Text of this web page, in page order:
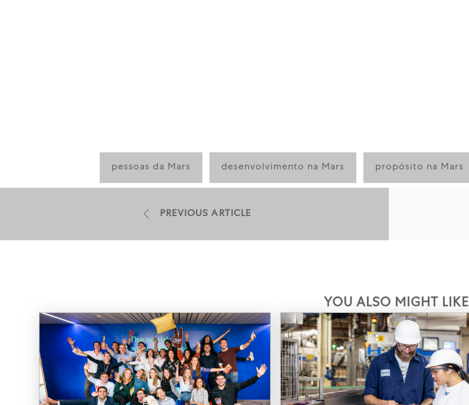
pessoas da Mars desenvolvimento na Mars propósito na Mars
PREVIOUS ARTICLE
YOU ALSO MIGHT LIKE